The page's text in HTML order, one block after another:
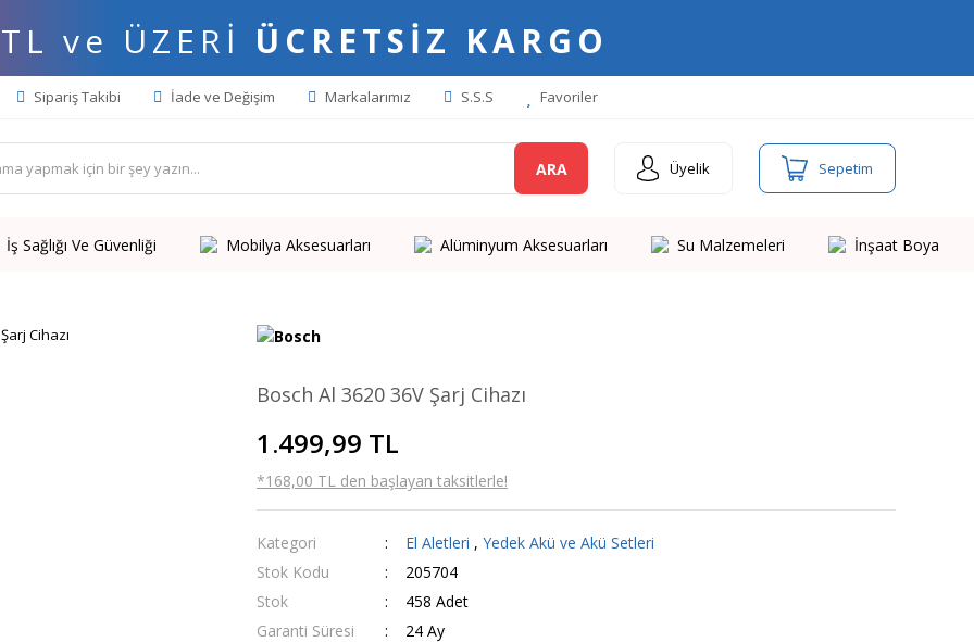
ve ÜZERİ ÜCRETSİZ KARGO
Sipariş Takibi İade ve Değişim Markalarımız S.S.S Favoriler
ARA Üyelik Sepetim
İş Sağlığı Ve Güvenliği Mobilya Aksesuarları Alüminyum Aksesuarları Su Malzemeleri İnşaat Boya
Bosch Al 3620 36V Şarj Cihazı
1.499,99 TL
*168,00 TL den başlayan taksitlerle!
Kategori El Aletleri , Yedek Akü ve Akü Setleri
Stok Kodu
205704
Stok
458 Adet
Garanti Süresi
24 Ay